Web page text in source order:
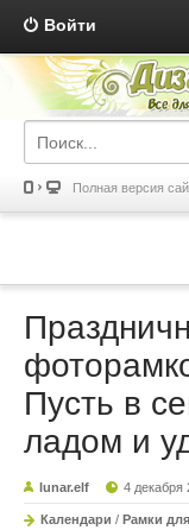
Войти
Полная версия
Пусть в
ладом и
lunar.elf 4 декабря
Календари / Рамки